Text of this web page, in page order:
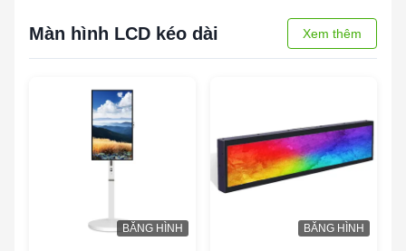
Màn hình LCD kéo dài Xem thêm
BĂNG HÌNH BĂNG HÌNH